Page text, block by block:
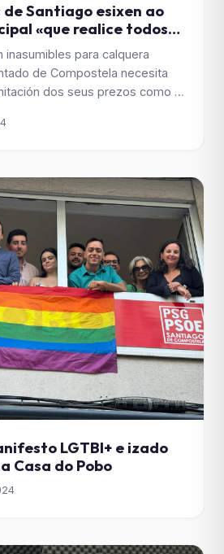
Santiago esixen ao
«que realice todos
para pedirlle á
da cidade como
residencial
inasumibles para calquera
de Compostela necesita
dos seus prezos como o
do PSdeG local
LGTBI+ e izado
Casa do Pobo